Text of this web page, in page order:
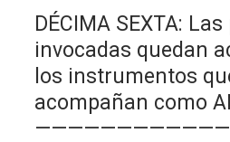
DÉCIMA SEXTA:
invocadas quedan
los instrumentos
acompañan como